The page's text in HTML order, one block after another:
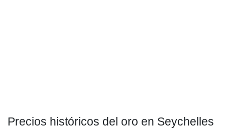
Precios históricos del oro en Seychelles